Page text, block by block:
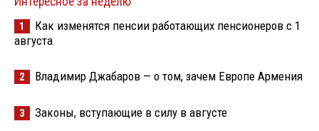
1
Как изменятся пенсии работающих пенсионеров с 1
августа
2 Владимир Джабаров — о том, зачем Европе Армения
3 Законы, вступающие в силу в августе